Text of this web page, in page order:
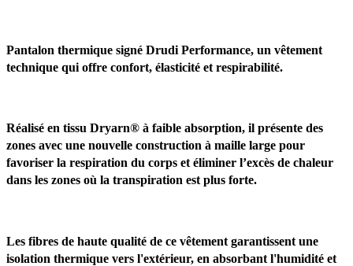
Pantalon thermique signé Drudi Performance, un vêtement
technique qui offre confort, élasticité et respirabilité.
Réalisé en tissu Dryarn® à faible absorption, il présente des
zones avec une nouvelle construction à maille large pour
favoriser la respiration du corps et éliminer l’excès de chaleur
dans les zones où la transpiration est plus forte.
Les fibres de haute qualité de ce vêtement garantissent une
isolation thermique vers l'extérieur, en absorbant l'humidité et